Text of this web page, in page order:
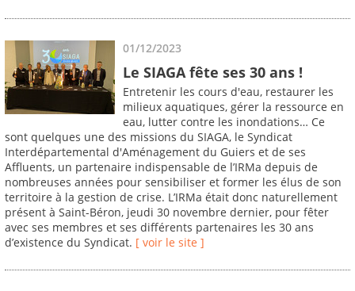
01/12/2023
Le SIAGA fête ses 30 ans !
Entretenir les cours d'eau, restaurer les
milieux aquatiques, gérer la ressource en
eau, lutter contre les inondations… Ce
sont quelques une des missions du SIAGA, le Syndicat
Interdépartemental d'Aménagement du Guiers et de ses
Affluents, un partenaire indispensable de l’IRMa depuis de
nombreuses années pour sensibiliser et former les élus de son
territoire à la gestion de crise. L’IRMa était donc naturellement
présent à Saint-Béron, jeudi 30 novembre dernier, pour fêter
avec ses membres et ses différents partenaires les 30 ans
d’existence du Syndicat. [ voir le site ]